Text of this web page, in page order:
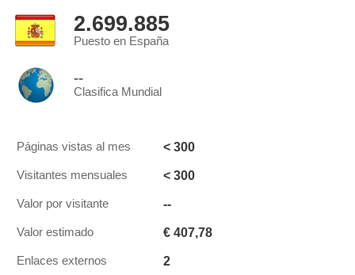
2.699.885
Puesto en España
--
Clasifica Mundial
Páginas vistas al mes < 300
Visitantes mensuales < 300
Valor por visitante --
Valor estimado € 407,78
Enlaces externos 2